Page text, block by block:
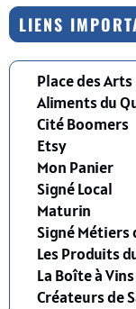
LIENS
Place des Arts
Aliments du
Cité Boomers
Etsy
Mon Panier
Signé Local
Maturin
Signé Métiers
Les Produits
La Boîte à Vins
Créateurs de